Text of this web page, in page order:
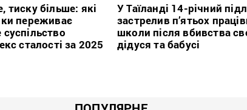
більше: які
переживає
сталості за 2025
У Таїланді 14-річний
застрелив п’ятьох
школи після вбивства
дідуся та бабусі